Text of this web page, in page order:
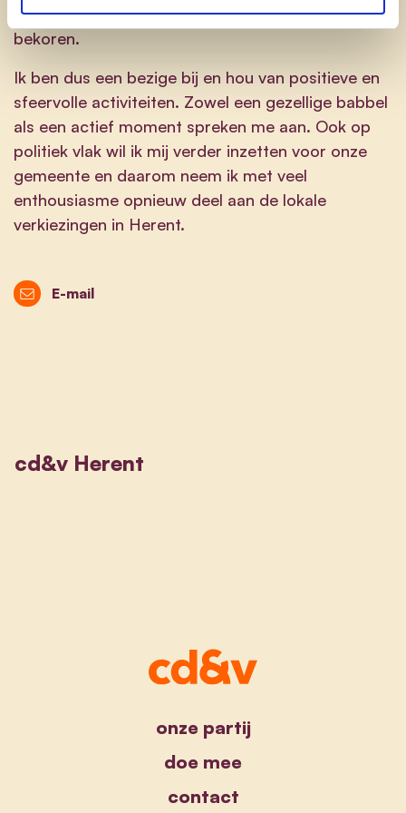
beleven, … Dat zijn zaken die mij heel erg kunnen
bekoren.
Ik ben dus een bezige bij en hou van positieve en
sfeervolle activiteiten. Zowel een gezellige babbel
als een actief moment spreken me aan. Ook op
politiek vlak wil ik mij verder inzetten voor onze
gemeente en daarom neem ik met veel
enthousiasme opnieuw deel aan de lokale
verkiezingen in Herent.
E-mail
cd&v Herent
onze partij
doe mee
contact